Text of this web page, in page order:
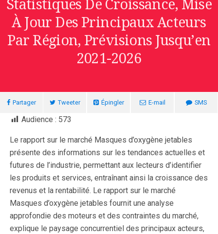
Statistiques De Croissance, Mise
À Jour Des Principaux Acteurs
Par Région, Prévisions Jusqu’en
2021-2026
Partager Tweeter Épingler E-mail SMS
Audience : 573
Le rapport sur le marché Masques d’oxygène jetables
présente des informations sur les tendances actuelles et
futures de l’industrie, permettant aux lecteurs d’identifier
les produits et services, entraînant ainsi la croissance des
revenus et la rentabilité. Le rapport sur le marché
Masques d’oxygène jetables fournit une analyse
approfondie des moteurs et des contraintes du marché,
explique le paysage concurrentiel des principaux acteurs,